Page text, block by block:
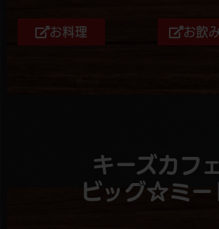
お料理 お飲
キーズカフェ
ビッグ☆ミー